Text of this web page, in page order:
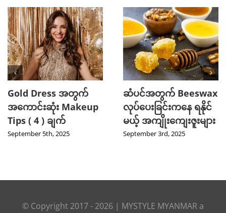
2025 TikTok မှာ Trend
ဖြစ်ခဲ့တဲ့ Hot Beauty
Product ( 5 ) မျိုး
August 27th, 2025
သင့်ဆံကေသာကို
ကျန်းမာသန်စွမ်းစေမယ့်
Curry Leaves ရဲ့
အံ့ဖွယ်နည်းလမ်း ၄ ခု